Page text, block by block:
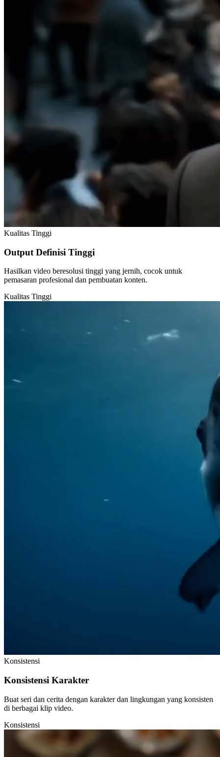
Kualitas Tinggi
Output Definisi Tinggi
Hasilkan video beresolusi tinggi yang jernih, cocok untuk
pemasaran profesional dan pembuatan konten.
Kualitas Tinggi
Konsistensi
Konsistensi Karakter
Buat seri dan cerita dengan karakter dan lingkungan yang konsisten
di berbagai klip video.
Konsistensi